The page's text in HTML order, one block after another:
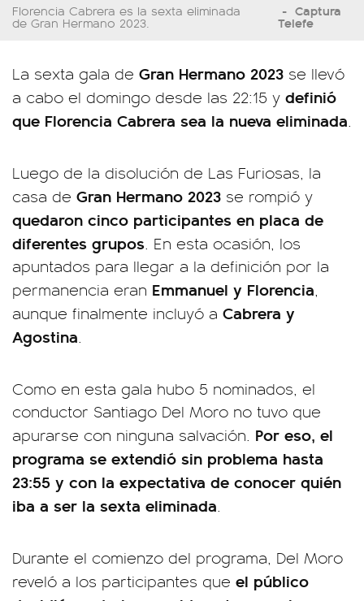
Florencia Cabrera es la sexta eliminada
de Gran Hermano 2023
Captura
Telefe
La sexta gala de Gran Hermano 2023 se llevó
a cabo el domingo desde las 22:15 y definió
que Florencia Cabrera sea la nueva eliminada.
Luego de la disolución de Las Furiosas, la
casa de Gran Hermano 2023 se rompió y
quedaron cinco participantes en placa de
diferentes grupos. En esta ocasión, los
apuntados para llegar a la definición por la
permanencia eran Emmanuel y Florencia,
aunque finalmente incluyó a Cabrera y
Agostina.
Como en esta gala hubo 5 nominados, el
conductor Santiago Del Moro no tuvo que
apurarse con ninguna salvación. Por eso, el
programa se extendió sin problema hasta
23:55 y con la expectativa de conocer quién
iba a ser la sexta eliminada.
Durante el comienzo del programa, Del Moro
reveló a los participantes que el público